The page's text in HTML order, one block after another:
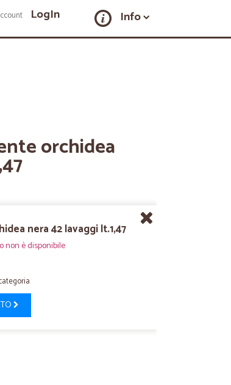
LogIn Info
orchidea
nera 42 lavaggi lt.1,47
non è disponibile